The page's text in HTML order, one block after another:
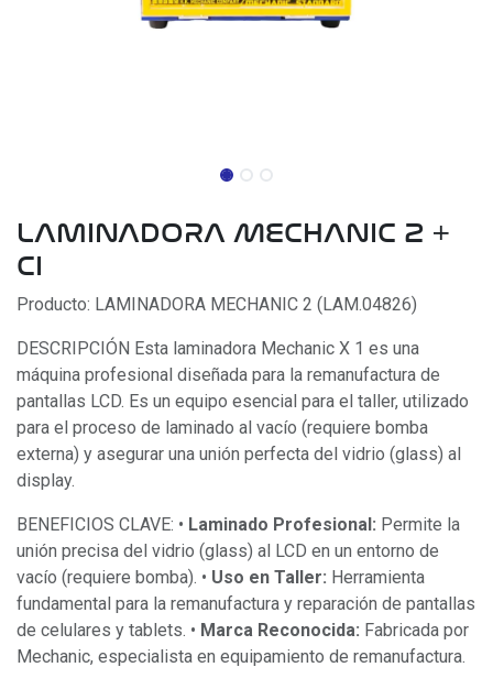
LAMINADORA MECHANIC 2 +
CI
Producto: LAMINADORA MECHANIC 2 (LAM.04826)
DESCRIPCIÓN Esta laminadora Mechanic X 1 es una
máquina profesional diseñada para la remanufactura de
pantallas LCD. Es un equipo esencial para el taller, utilizado
para el proceso de laminado al vacío (requiere bomba
externa) y asegurar una unión perfecta del vidrio (glass) al
display.
BENEFICIOS CLAVE: • Laminado Profesional: Permite la
unión precisa del vidrio (glass) al LCD en un entorno de
vacío (requiere bomba). • Uso en Taller: Herramienta
fundamental para la remanufactura y reparación de pantallas
de celulares y tablets. • Marca Reconocida: Fabricada por
Mechanic, especialista en equipamiento de remanufactura.